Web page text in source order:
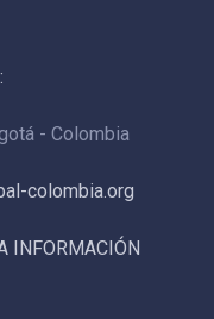
- Colombia
colombia.org
INFORMACIÓN